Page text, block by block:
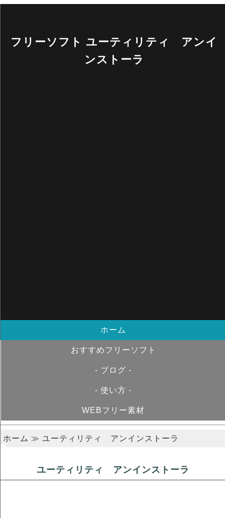
フリーソフト ユーティリティ アンイ
ンストーラ
ホーム
おすすめフリーソフト
- ブログ -
- 使い方 -
WEBフリー素材
ホーム ≫ ユーティリティ アンインストーラ
ユーティリティ アンインストーラ